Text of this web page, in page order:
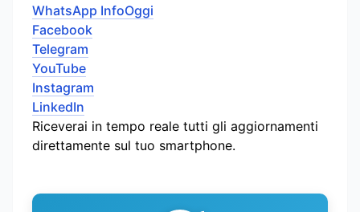
WhatsApp InfoOggi
Facebook
Telegram
YouTube
Instagram
LinkedIn
Riceverai in tempo reale tutti gli aggiornamenti
direttamente sul tuo smartphone.